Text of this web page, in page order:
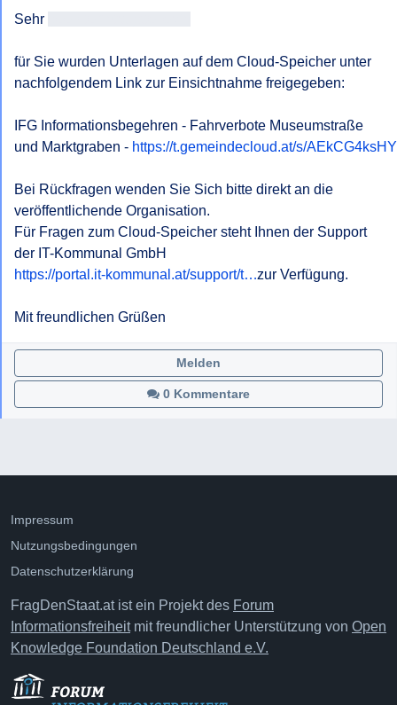
Sehr
für Sie wurden Unterlagen auf dem Cloud-Speicher unter
nachfolgendem Link zur Einsichtnahme freigegeben:
IFG Informationsbegehren - Fahrverbote Museumstraße
und Marktgraben - https://t.gemeindecloud.at/s/
Bei Rückfragen wenden Sie Sich bitte direkt an die
veröffentlichende Organisation.
Für Fragen zum Cloud-Speicher steht Ihnen der Support
der IT-Kommunal GmbH
https://portal.it-kommunal.at/support/t… zur Verfügung.
Mit freundlichen Grüßen
0 Kommentare
Melden
Impressum
Nutzungsbedingungen
Datenschutzerklärung
FragDenStaat.at ist ein Projekt des Forum
Informationsfreiheitmit freundlicher Unterstützung von Open
Knowledge Foundation Deutschland e.V.